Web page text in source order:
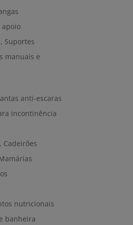
apoio
Suportes
manuais e
anti-escaras
incontinência
Cadeirões
nutricionais
banheira